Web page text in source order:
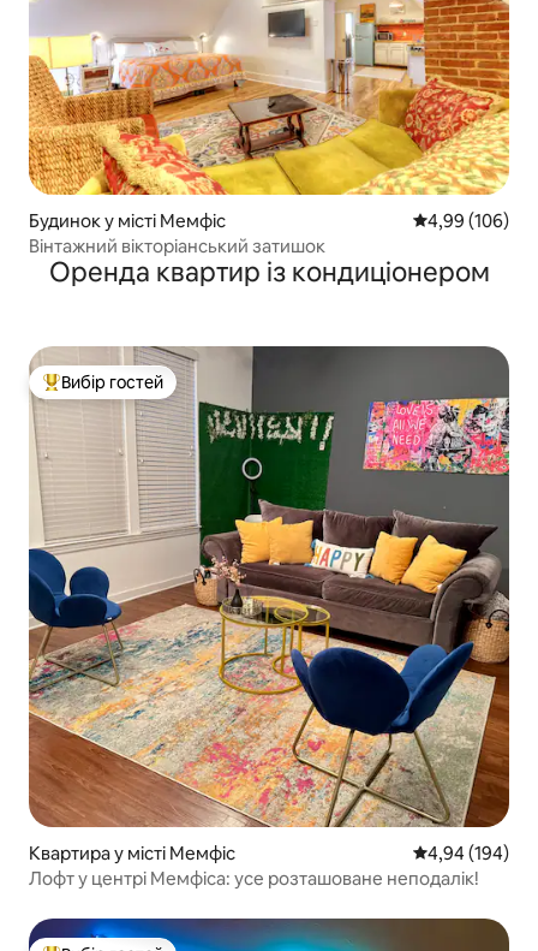
Будинок у місті Мемфіс Середня
4,99 (106)
Вінтажний вікторіанський затишок
Оренда квартир із кондиціонером
Топ вибір гостей
Вибір гостей
Квартира у місті Мемфіс Середня
4,94 (194)
Лофт у центрі Мемфіса: усе розташоване неподалік!